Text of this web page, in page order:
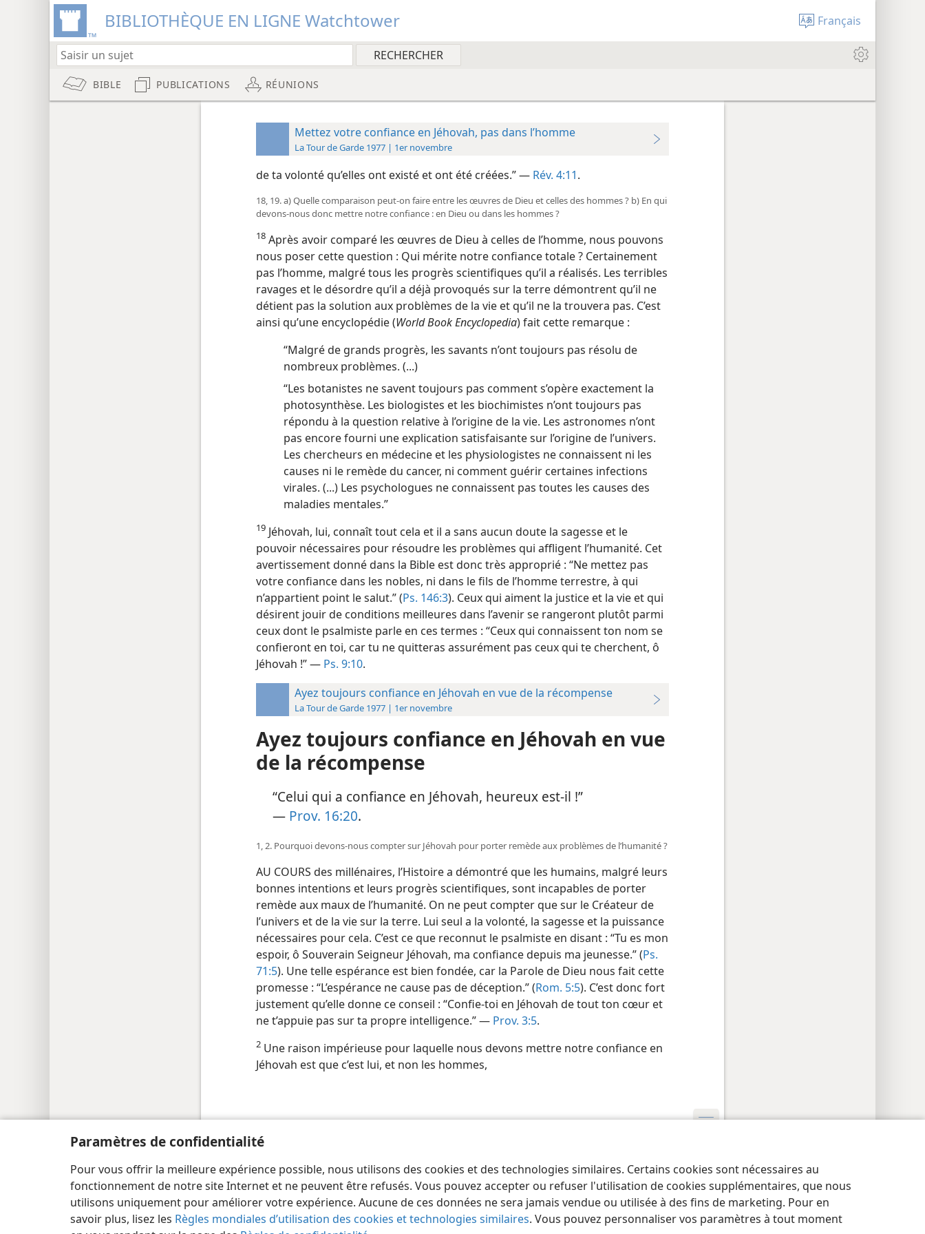
Paramètres de confidentialité
Pour vous offrir la meilleure expérience possible, nous utilisons des cookies et des technologies similaires. Certains cookies sont nécessaires au
fonctionnement de notre site Internet et ne peuvent être refusés. Vous pouvez accepter ou refuser l'utilisation de cookies supplémentaires, que nous
utilisons uniquement pour améliorer votre expérience. Aucune de ces données ne sera jamais vendue ou utilisée à des fins de marketing. Pour en
savoir plus, lisez les Règles mondiales d’utilisation des cookies et technologies similaires. Vous pouvez personnaliser vos paramètres à tout moment
BIBLIOTHÈQUE EN LIGNE Watchtower Français
BIBLE PUBLICATIONS RÉUNIONS
Mettez votre confiance en Jéhovah, pas dans l’homme
La Tour de Garde 1977 | 1er novembre
de ta volonté qu’elles ont existé et ont été créées.” — Rév. 4:11.
18, 19. a) Quelle comparaison peut-​on faire entre les œuvres de Dieu et celles des hommes ? b) En qui
devons-​nous donc mettre notre confiance : en Dieu ou dans les hommes ?
18 Après avoir comparé les œuvres de Dieu à celles de l’homme, nous pouvons
nous poser cette question : Qui mérite notre confiance totale ? Certainement
pas l’homme, malgré tous les progrès scientifiques qu’il a réalisés. Les terribles
ravages et le désordre qu’il a déjà provoqués sur la terre démontrent qu’il ne
détient pas la solution aux problèmes de la vie et qu’il ne la trouvera pas. C’est
ainsi qu’une encyclopédie (World Book Encyclopedia) fait cette remarque :
“Malgré de grands progrès, les savants n’ont toujours pas résolu de
nombreux problèmes. (...)
“Les botanistes ne savent toujours pas comment s’opère exactement la
photosynthèse. Les biologistes et les biochimistes n’ont toujours pas
répondu à la question relative à l’origine de la vie. Les astronomes n’ont
pas encore fourni une explication satisfaisante sur l’origine de l’univers.
Les chercheurs en médecine et les physiologistes ne connaissent ni les
causes ni le remède du cancer, ni comment guérir certaines infections
virales. (...) Les psychologues ne connaissent pas toutes les causes des
maladies mentales.”
19 Jéhovah, lui, connaît tout cela et il a sans aucun doute la sagesse et le
pouvoir nécessaires pour résoudre les problèmes qui affligent l’humanité. Cet
avertissement donné dans la Bible est donc très approprié : “Ne mettez pas
votre confiance dans les nobles, ni dans le fils de l’homme terrestre, à qui
n’appartient point le salut.” (Ps. 146:3). Ceux qui aiment la justice et la vie et qui
désirent jouir de conditions meilleures dans l’avenir se rangeront plutôt parmi
ceux dont le psalmiste parle en ces termes : “Ceux qui connaissent ton nom se
confieront en toi, car tu ne quitteras assurément pas ceux qui te cherchent, ô
Jéhovah !” — Ps. 9:10.
Ayez toujours confiance en Jéhovah en vue de la récompense
La Tour de Garde 1977 | 1er novembre
Ayez toujours confiance en Jéhovah en vue
de la récompense
“Celui qui a confiance en Jéhovah, heureux est-​il !”
— Prov. 16:20.
1, 2. Pourquoi devons-​nous compter sur Jéhovah pour porter remède aux problèmes de l’humanité ?
AU COURS des millénaires, l’Histoire a démontré que les humains, malgré leurs
bonnes intentions et leurs progrès scientifiques, sont incapables de porter
remède aux maux de l’humanité. On ne peut compter que sur le Créateur de
l’univers et de la vie sur la terre. Lui seul a la volonté, la sagesse et la puissance
nécessaires pour cela. C’est ce que reconnut le psalmiste en disant : “Tu es mon
espoir, ô Souverain Seigneur Jéhovah, ma confiance depuis ma jeunesse.” (Ps.
71:5). Une telle espérance est bien fondée, car la Parole de Dieu nous fait cette
promesse : “L’espérance ne cause pas de déception.” (Rom. 5:5). C’est donc fort
justement qu’elle donne ce conseil : “Confie-​toi en Jéhovah de tout ton cœur et
ne t’appuie pas sur ta propre intelligence.” — Prov. 3:5.
2 Une raison impérieuse pour laquelle nous devons mettre notre confiance en
Jéhovah est que c’est lui, et non les hommes,
Copyright© 2026 Watch Tower Bible and Tract Society of Pennsylvania